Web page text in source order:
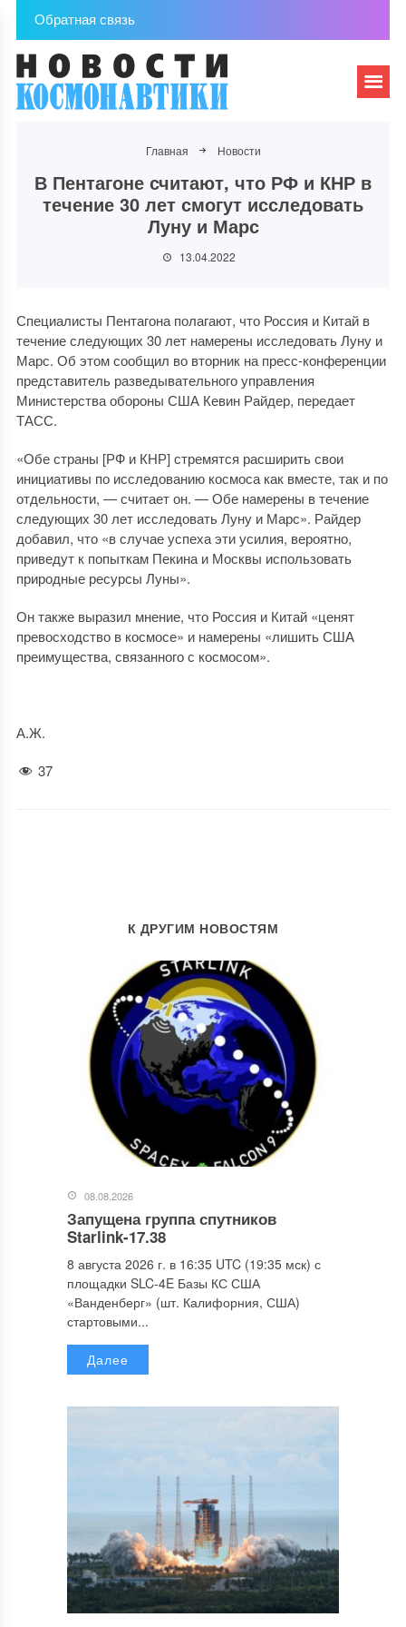
Обратная связь
Главная Новости
В Пентагоне считают, что РФ и КНР в
течение 30 лет смогут исследовать
Луну и Марс
13.04.2022
Специалисты Пентагона полагают, что Россия и Китай в
течение следующих 30 лет намерены исследовать Луну и
Марс. Об этом сообщил во вторник на пресс-конференции
представитель разведывательного управления
Министерства обороны США Кевин Райдер, передает
ТАСС.
«Обе страны [РФ и КНР] стремятся расширить свои
инициативы по исследованию космоса как вместе, так и по
отдельности, — считает он. — Обе намерены в течение
следующих 30 лет исследовать Луну и Марс». Райдер
добавил, что «в случае успеха эти усилия, вероятно,
приведут к попыткам Пекина и Москвы использовать
природные ресурсы Луны».
Он также выразил мнение, что Россия и Китай «ценят
превосходство в космосе» и намерены «лишить США
преимущества, связанного с космосом».
А.Ж.
37
К ДРУГИМ НОВОСТЯМ
08.08.2026
Запущена группа спутников
Starlink-17.38
8 августа 2026 г. в 16:35 UTC (19:35 мск) с
площадки SLC-4E Базы КС США
«Ванденберг» (шт. Калифорния, США)
стартовыми...
Далее